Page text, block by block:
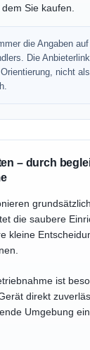
Sie kaufen.
die Angaben
Die
nicht
– durch
die saubere
kleine
ist
direkt
Umgebung